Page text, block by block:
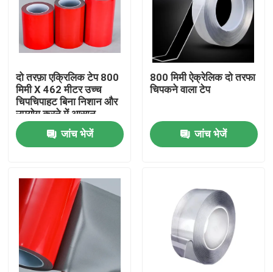
हमारे बारे में
फैक्टरी यात्रा
गुणवत्ता नियंत्रण
हमसे संपर्क करें
एक बोली का अनुरोध
गर्म पिघल चिपकने वाला टेप
कालीन चिपकने वाला टेप
दो तरफ़ा एक्रिलिक टेप 800
मिमी X 462 मीटर उच्च
चिपचिपाहट बिना निशान और
उपयोग करने में आसान
जांच भेजें
800 मिमी ऐक्रेलिक दो तरफा
चिपकने वाला टेप
जांच भेजें